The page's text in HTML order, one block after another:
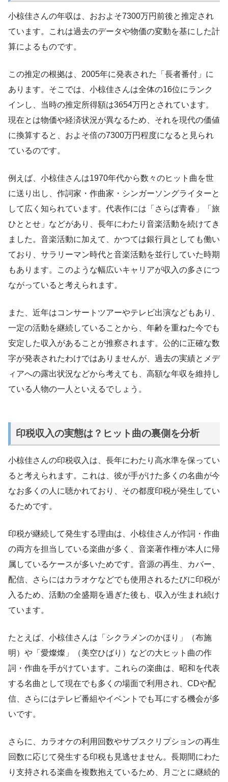
小椋佳さんの年収は、おおよそ7300万円前後と推定され
ています。これは過去のデータや物価の変動を基にした計
算によるものです。
この推定の根拠は、2005年に発表された「長者番付」に
あります。そこでは、小椋佳さんは全体の16位にランク
インし、当時の推定所得額は3654万円とされています。
現在とは物価や経済状況が異なるため、それを現代の価値
に換算すると、およそ倍の7300万円程度になると見られ
ているのです。
例えば、小椋佳さんは1970年代から数々のヒット曲を世
に送り出し、作詞家・作曲家・シンガーソングライターと
して広く知られています。代表作には「さらば青春」「旅
ひととせ」などがあり、長年にわたり音楽活動を続けてき
ました。音楽活動に加えて、かつては銀行員としても働い
ており、サラリーマン時代と音楽活動を並行していた時期
もあります。このような幅広いキャリアが収入の多さにつ
ながっていると考えられます。
また、近年はコンサートツアーやテレビ出演などもあり、
一定の活動を継続していることから、年齢を重ねた今でも
安定した収入があることが推察されます。公的に正確な数
字が発表されたわけではありませんが、過去の実績とメデ
ィアへの露出状況などから考えても、高額な年収を維持し
ている人物の一人といえるでしょう。
印税収入の実態は？ヒット曲の裏側を分析
小椋佳さんの印税収入は、長年にわたり高水準を保ってい
ると考えられます。これは、彼が手がけた多くの名曲が今
なお多くの人に聴かれており、その都度印税が発生してい
るためです。
印税が継続して発生する理由は、小椋佳さんが作詞・作曲
の両方を担当している楽曲が多く、音楽著作権が本人に帰
属しているケースが多いためです。音源の再生、カバー、
配信、さらにはカラオケなどでも使用されるたびに印税が
入るため、活動の全盛期を過ぎた後も、収入が生まれ続け
ています。
たとえば、小椋佳さんは「シクラメンのかほり」（布施
明）や「愛燦燦」（美空ひばり）などの大ヒット曲の作
詞・作曲を手がけています。これらの楽曲は、昭和を代表
する名曲として現在でも多くの場面で利用され、CDや配
信、さらにはテレビ番組やイベントでも耳にする機会が多
いです。
さらに、カラオケの利用回数やサブスクリプションの再生
回数に応じて発生する印税も見逃せません。長期間にわた
り支持される楽曲を複数抱えているため、月ごとに継続的